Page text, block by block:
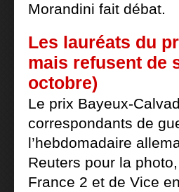
Morandini fait débat.
Les lauréats du
mais refusent de
octobre)
Le prix Bayeux-
correspondants de
l’hebdomadaire
Reuters pour la
France 2 et de Vice